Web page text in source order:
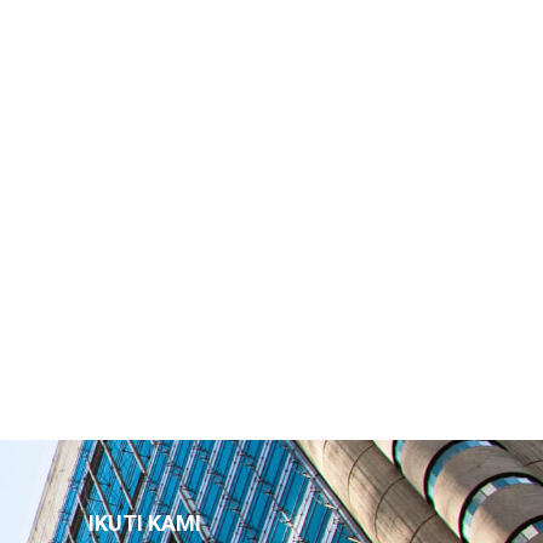
IKUTI KAMI